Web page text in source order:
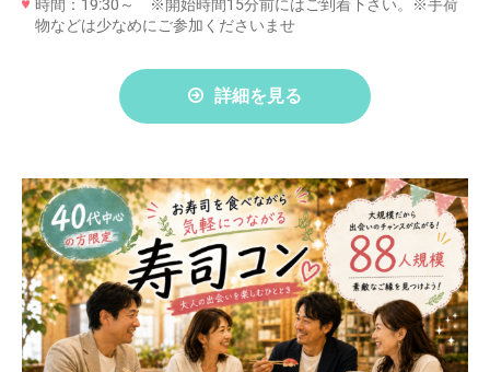
時間：19:30～ ※開始時間15分前にはご到着下さい。※手荷
物などは少なめにご参加くださいませ
詳細を見る